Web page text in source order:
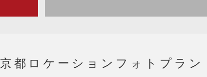
京都ロケーションフォトプラ